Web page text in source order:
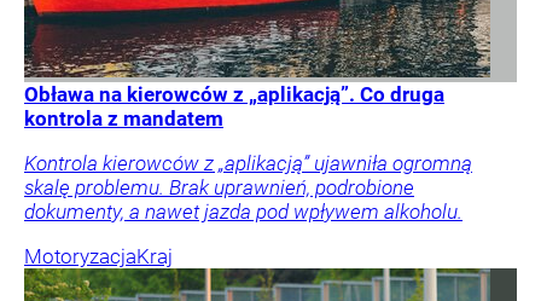
Obława na kierowców z „aplikacją”. Co druga
kontrola z mandatem
Kontrola kierowców z „aplikacją” ujawniła ogromną
skalę problemu. Brak uprawnień, podrobione
dokumenty, a nawet jazda pod wpływem alkoholu.
MotoryzacjaKraj